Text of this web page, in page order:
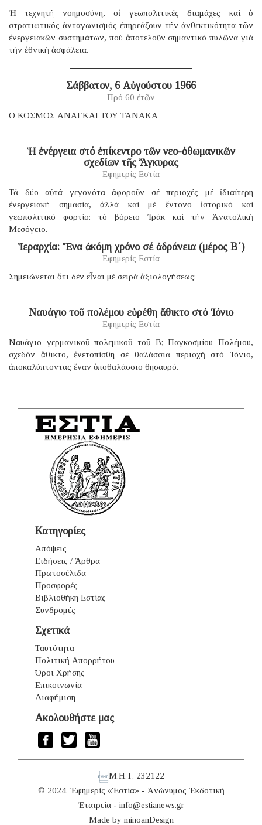
Ἡ τεχνητή νοημοσύνη, οἱ γεωπολιτικές διαμάχες καί ὁ
στρατιωτικός ἀνταγωνισμός ἐπηρεάζουν τήν ἀνθεκτικότητα τῶν
ἐνεργειακῶν συστημάτων, πού ἀποτελοῦν σημαντικό πυλῶνα γιά
τήν ἐθνική ἀσφάλεια.
Σάββατον, 6 Αὐγούστου 1966
Πρό 60 ἐτῶν
Ο ΚΟΣΜΟΣ ΑΝΑΓΚΑΙ ΤΟΥ ΤΑΝΑΚΑ
Ἡ ἐνέργεια στό ἐπίκεντρο τῶν νεο-ὀθωμανικῶν
σχεδίων τῆς Ἄγκυρας
Εφημερίς Εστία
Τά δύο αὐτά γεγονότα ἀφοροῦν σέ περιοχές μέ ἰδιαίτερη
ἐνεργειακή σημασία, ἀλλά καί μέ ἔντονο ἱστορικό καί
γεωπολιτικό φορτίο: τό βόρειο Ἰράκ καί τήν Ἀνατολική
Μεσόγειο.
Ἱεραρχία: Ἕνα ἀκόμη χρόνο σέ ἀδράνεια (μέρος B΄)
Εφημερίς Εστία
Σημειώνεται ὅτι δέν εἶναι μέ σειρά ἀξιολογήσεως:
Ναυάγιο τοῦ πολέμου εὑρέθη ἄθικτο στό Ἰόνιο
Εφημερίς Εστία
Ναυάγιο γερμανικοῦ πολεμικοῦ τοῦ B; Παγκοσμίου Πολέμου,
σχεδόν ἄθικτο, ἐνετοπίσθη σέ θαλάσσια περιοχή στό Ἰόνιο,
ἀποκαλύπτοντας ἕναν ὑποθαλάσσιο θησαυρό.
Κατηγορίες
Απόψεις
Ειδήσεις / Άρθρα
Πρωτοσέλιδα
Προσφορές
Βιβλιοθήκη Εστίας
Συνδρομές
Σχετικά
Ταυτότητα
Πολιτική Απορρήτου
Όροι Χρήσης
Επικοινωνία
Διαφήμιση
Ακολουθήστε μας
Μ.Η.Τ. 232122
© 2024. Ἐφημερίς «Ἑστία» - Ἀνώνυμος Ἐκδοτική
Ἑταιρεία - info@estianews.gr
Made by minoanDesign